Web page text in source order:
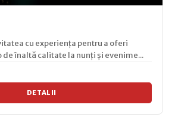
cu experiența pentru a oferi
înaltă calitate la nunți și evenime...
DETALII